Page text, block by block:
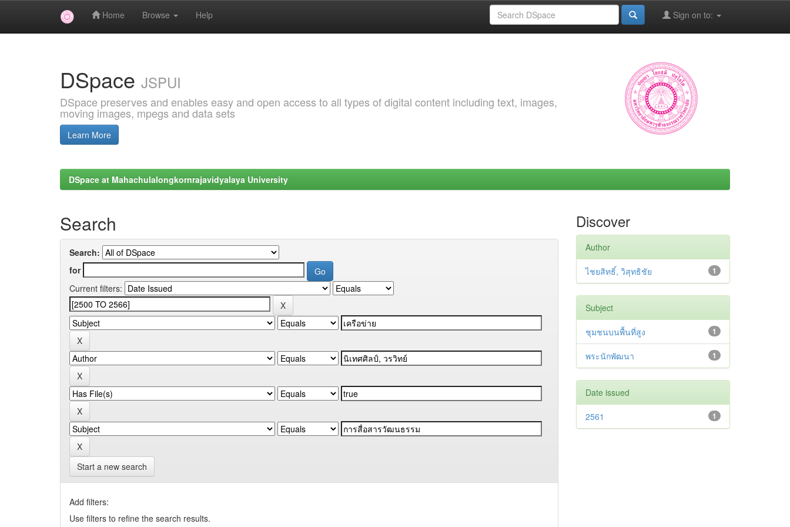
Home Browse Help Sign on to:
DSpace JSPUI
DSpace preserves and enables easy and open access to all types of digital content including text, images,
moving images, mpegs and data sets
Learn More
DSpace at Mahachulalongkornrajavidyalaya University
Search
Search:
for
Current filters:
Start a new search
Add filters:
Use filters to refine the search results.
Discover
Author
1
ไชยสิทธิ์, วิสุทธิชัย
Subject
1
ชุมชนบนพื้นที่สูง
1
พระนักพัฒนา
Date issued
1
2561